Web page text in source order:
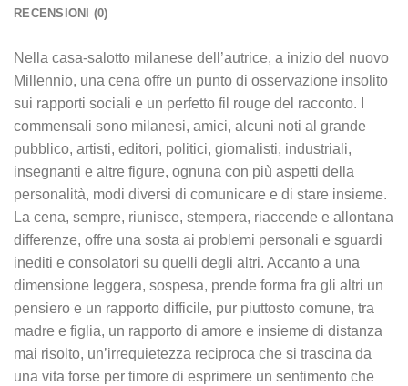
RECENSIONI (0)
Nella casa-salotto milanese dell’autrice, a inizio del nuovo
Millennio, una cena offre un punto di osservazione insolito
sui rapporti sociali e un perfetto fil rouge del racconto. I
commensali sono milanesi, amici, alcuni noti al grande
pubblico, artisti, editori, politici, giornalisti, industriali,
insegnanti e altre figure, ognuna con più aspetti della
personalità, modi diversi di comunicare e di stare insieme.
La cena, sempre, riunisce, stempera, riaccende e allontana
differenze, offre una sosta ai problemi personali e sguardi
inediti e consolatori su quelli degli altri. Accanto a una
dimensione leggera, sospesa, prende forma fra gli altri un
pensiero e un rapporto difficile, pur piuttosto comune, tra
madre e figlia, un rapporto di amore e insieme di distanza
mai risolto, un’irrequietezza reciproca che si trascina da
una vita forse per timore di esprimere un sentimento che